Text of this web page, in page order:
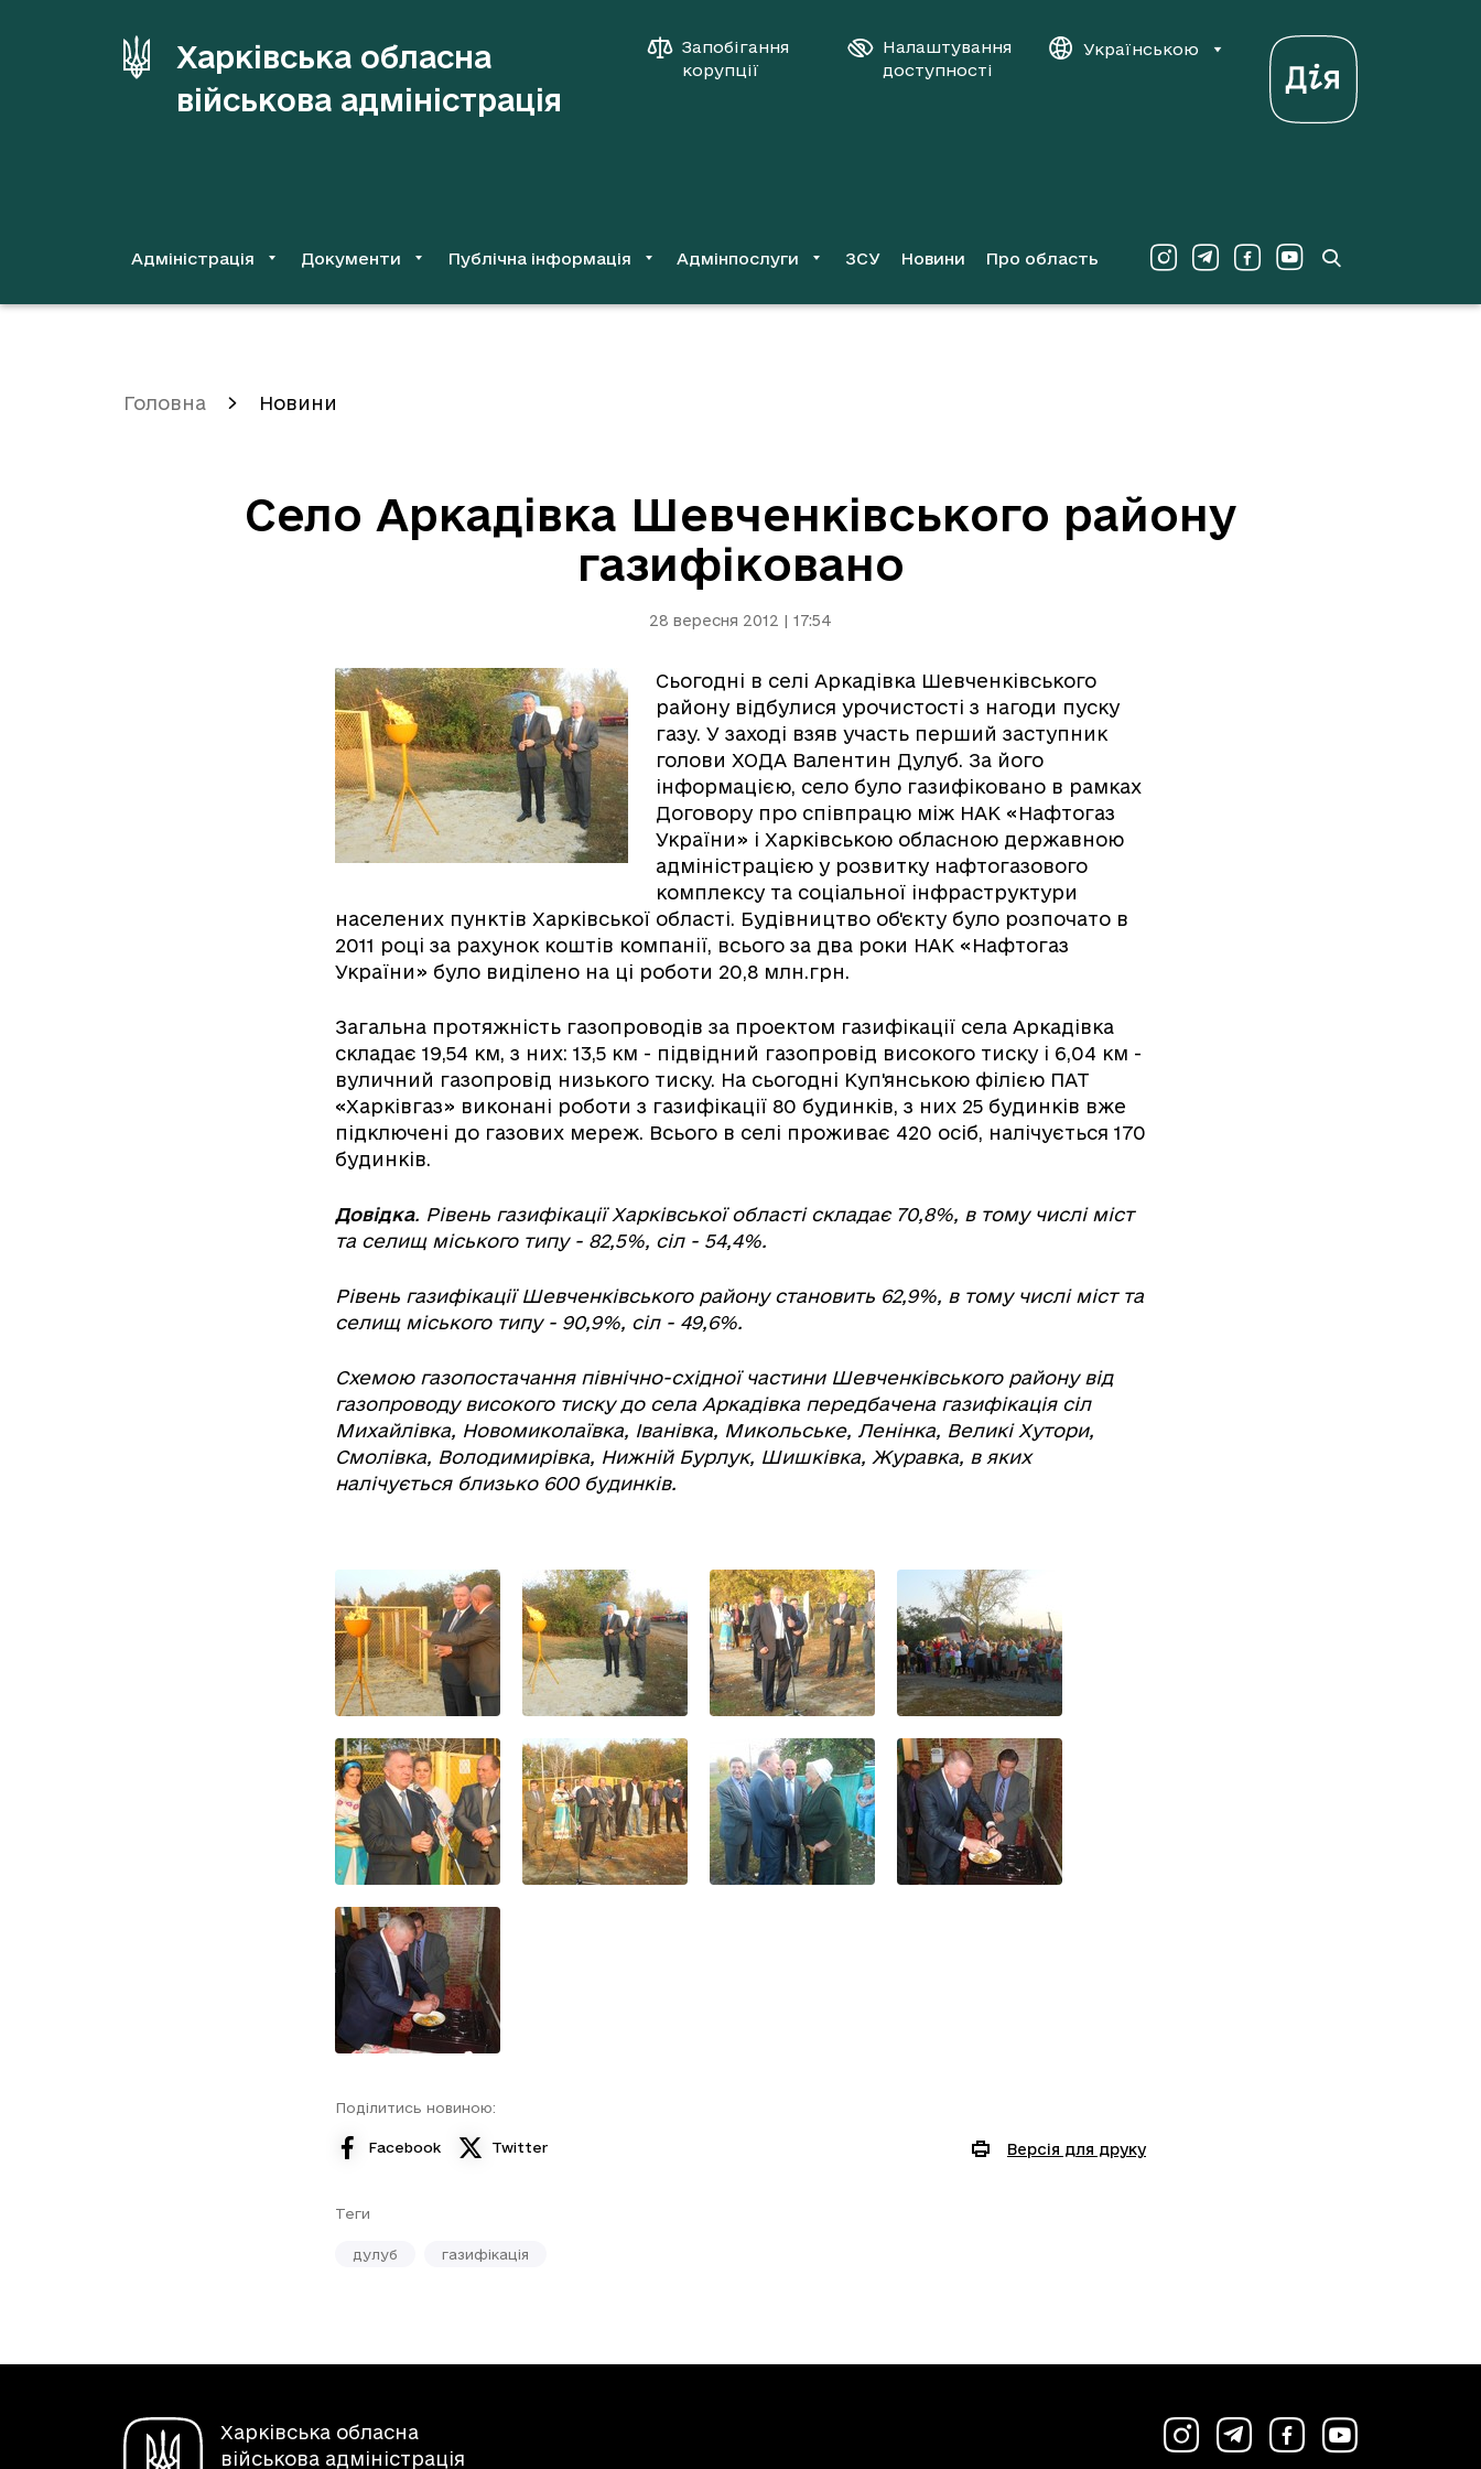
Харківська обласна
військова адміністрація
Запобігання
корупції
Налаштування
доступності
Українською
Адміністрація Документи Публічна інформація Адмінпослуги ЗСУ Новини Про область
Головна Новини
Село Аркадівка Шевченківського району
газифіковано
28 вересня 2012 | 17:54
Сьогодні в селі Аркадівка Шевченківського
району відбулися урочистості з нагоди пуску
газу. У заході взяв участь перший заступник
голови ХОДА Валентин Дулуб. За його
інформацією, село було газифіковано в рамках
Договору про співпрацю між НАК «Нафтогаз
України» і Харківською обласною державною
адміністрацією у розвитку нафтогазового
комплексу та соціальної інфраструктури
населених пунктів Харківської області. Будівництво об'єкту було розпочато в
2011 році за рахунок коштів компанії, всього за два роки НАК «Нафтогаз
України» було виділено на ці роботи 20,8 млн.грн.
Загальна протяжність газопроводів за проектом газифікації села Аркадівка
складає 19,54 км, з них: 13,5 км - підвідний газопровід високого тиску і 6,04 км -
вуличний газопровід низького тиску. На сьогодні Куп'янською філією ПАТ
«Харківгаз» виконані роботи з газифікації 80 будинків, з них 25 будинків вже
підключені до газових мереж. Всього в селі проживає 420 осіб, налічується 170
будинків.
Довідка. Рівень газифікації Харківської області складає 70,8%, в тому числі міст
та селищ міського типу - 82,5%, сіл - 54,4%.
Рівень газифікації Шевченківського району становить 62,9%, в тому числі міст та
селищ міського типу - 90,9%, сіл - 49,6%.
Схемою газопостачання північно-східної частини Шевченківського району від
газопроводу високого тиску до села Аркадівка передбачена газифікація сіл
Михайлівка, Новомиколаївка, Іванівка, Микольське, Ленінка, Великі Хутори,
Смолівка, Володимирівка, Нижній Бурлук, Шишківка, Журавка, в яких
налічується близько 600 будинків.
Поділитись новиною:
Facebook Twitter Версія для друку
Теги
дулуб газифікація
Харківська обласна
військова адміністрація